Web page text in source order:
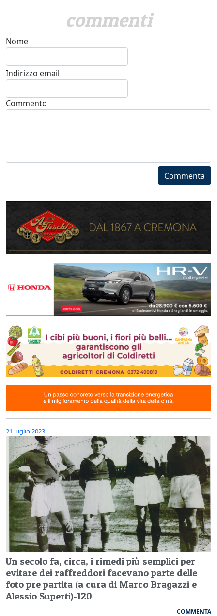
commenti
Nome
Indirizzo email
Commento
Commenta
21 luglio 2023
Un secolo fa, circa, i rimedi più semplici per
evitare dei raffreddori facevano parte delle
foto pre partita (a cura di Marco Bragazzi e
Alessio Superti)-120
COMMENTA